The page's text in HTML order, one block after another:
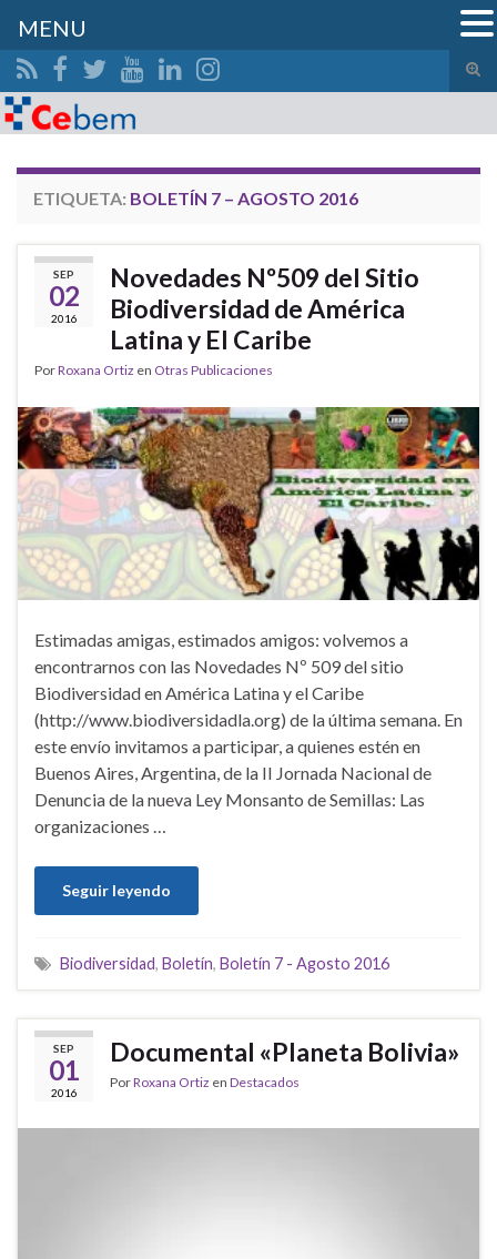
el
Search for:
ETIQUETA: BOLETÍN 7 – AGOSTO 2016
SEP
02
2016
Novedades Nº509 del Sitio
Biodiversidad de América
Latina y El Caribe
PorRoxana Ortiz en Otras Publicaciones
Estimadas amigas, estimados amigos: volvemos a
encontrarnos con las Novedades Nº 509 del sitio
Biodiversidad en América Latina y el Caribe
(http://www.biodiversidadla.org) de la última semana. En
este envío invitamos a participar, a quienes estén en
Buenos Aires, Argentina, de la II Jornada Nacional de
Denuncia de la nueva Ley Monsanto de Semillas: Las
organizaciones …
Seguir leyendo
Biodiversidad, Boletín, Boletín 7 - Agosto 2016
SEP
01
2016
Documental «Planeta Bolivia»
PorRoxana Ortiz en Destacados
MENU